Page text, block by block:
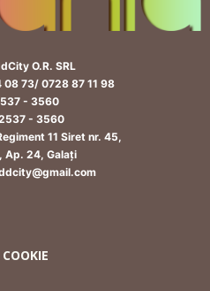
O.R. SRL
73/ 0728 87 11 98
- 3560
- 3560
11 Siret nr. 45,
Ap. 24, Galați